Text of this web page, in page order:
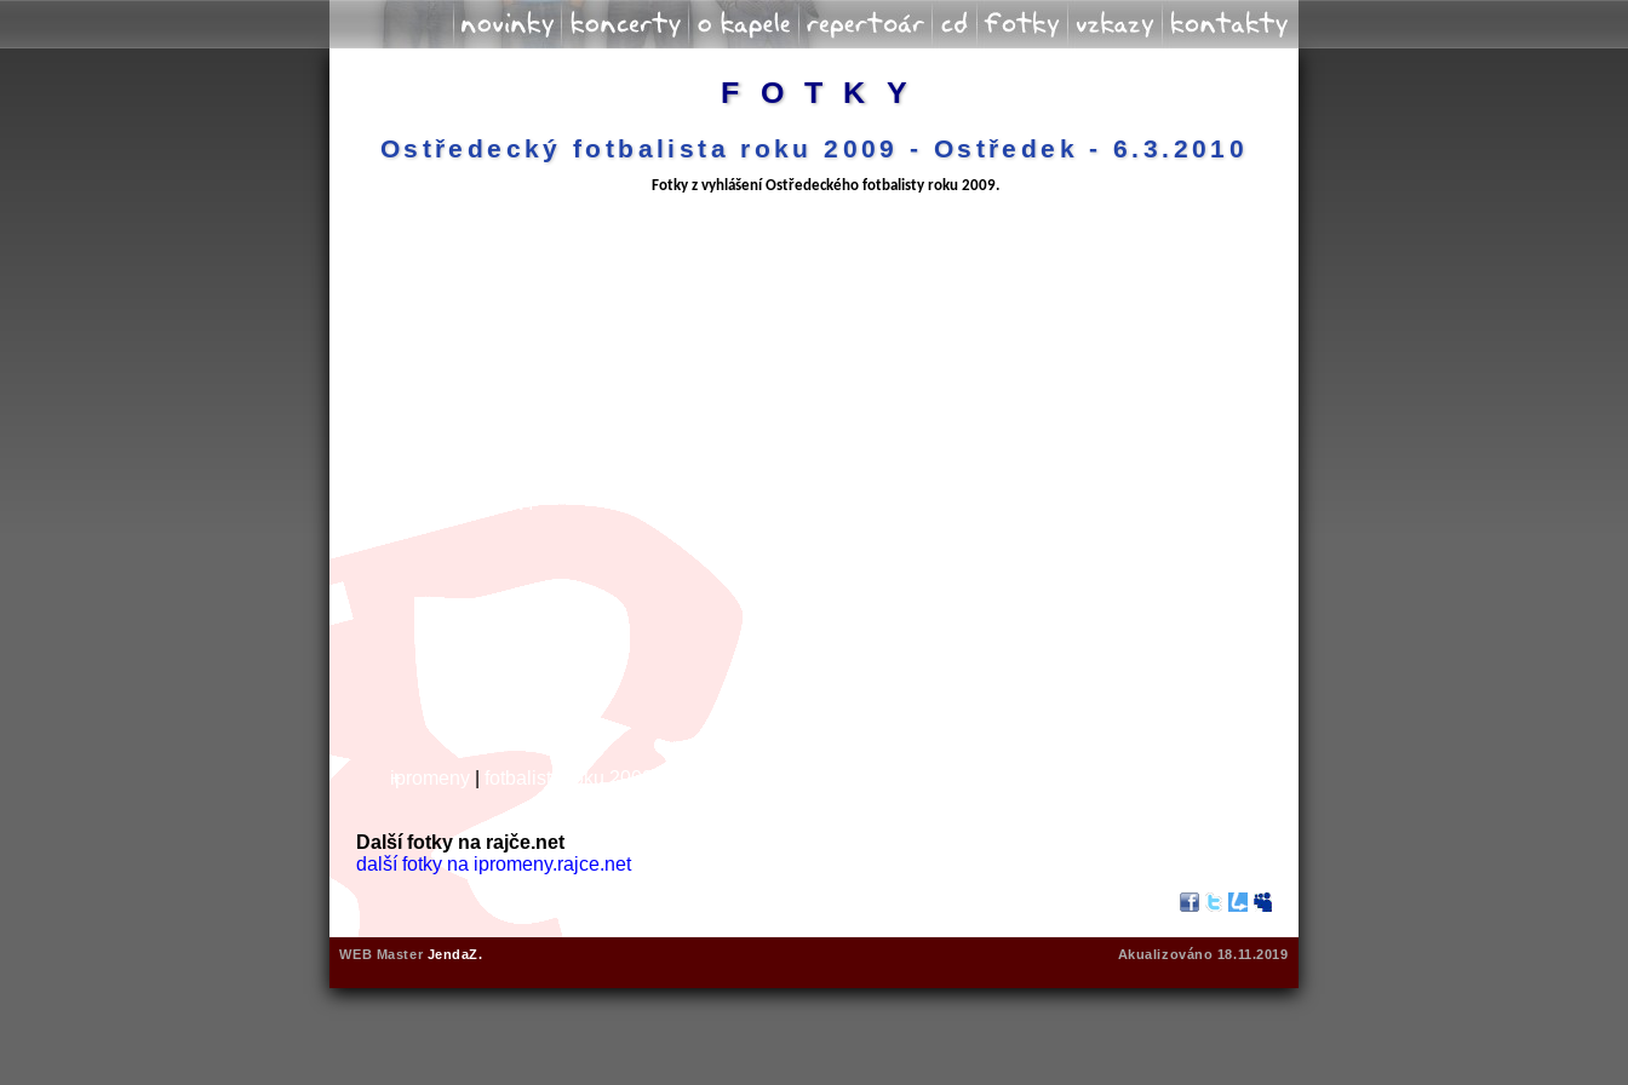
novinky koncerty o kapele repertoár CD fotky vzkazy kontakty
FOTKY
Ostředecký fotbalista roku 2009 - Ostředek - 6.3.2010
Fotky z vyhlášení Ostředeckého fotbalisty roku 2009.
ipromeny fotbalista roku 2009 - Ostředek - 6.3.2010
+
kapela ProMěNY
Další fotky na rajče.net
další fotky na ipromeny.rajce.net
WEB Master JendaZ. Akualizováno 18.11.2019